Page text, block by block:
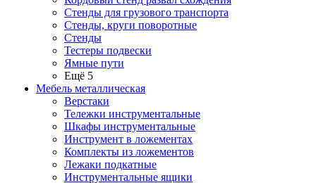
Стенды для грузового транспорта
Стенды, круги поворотные
Стенды
Тестеры подвески
Ямные пути
Ещё 5
Мебель металлическая
Верстаки
Тележки инструментальные
Шкафы инструментальные
Инструмент в ложементах
Комплекты из ложементов
Лежаки подкатные
Инструментальные ящики